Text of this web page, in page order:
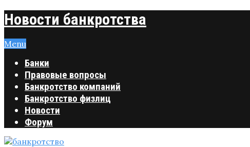
Новости банкротства
Menu
Банки
Правовые вопросы
Банкротство компаний
Банкротство физлиц
Новости
Форум